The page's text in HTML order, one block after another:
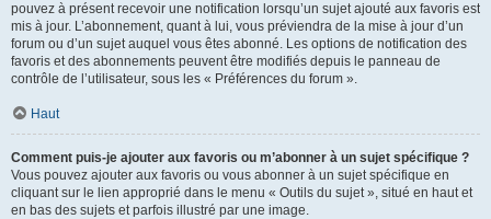
pouvez à présent recevoir une notification lorsqu’un sujet ajouté aux favoris est
mis à jour. L’abonnement, quant à lui, vous préviendra de la mise à jour d’un
forum ou d’un sujet auquel vous êtes abonné. Les options de notification des
favoris et des abonnements peuvent être modifiés depuis le panneau de
contrôle de l’utilisateur, sous les « Préférences du forum ».
Haut
Comment puis-je ajouter aux favoris ou m’abonner à un sujet spécifique ?
Vous pouvez ajouter aux favoris ou vous abonner à un sujet spécifique en
cliquant sur le lien approprié dans le menu « Outils du sujet », situé en haut et
en bas des sujets et parfois illustré par une image.